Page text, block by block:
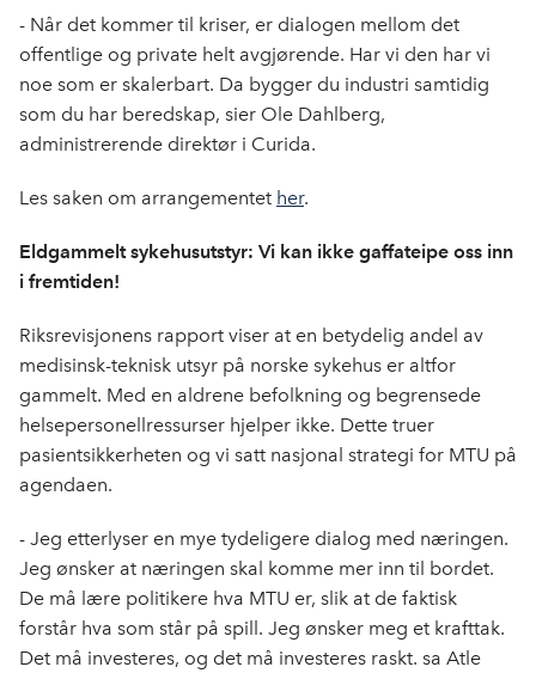
- Når det kommer til kriser, er dialogen mellom det
offentlige og private helt avgjørende. Har vi den har vi
noe som er skalerbart. Da bygger du industri samtidig
som du har beredskap, sier Ole Dahlberg,
administrerende direktør i Curida.
Les saken om arrangementet her.
Eldgammelt sykehusutstyr: Vi kan ikke gaffateipe oss inn
i fremtiden!
Riksrevisjonens rapport viser at en betydelig andel av
medisinsk-teknisk utsyr på norske sykehus er altfor
gammelt. Med en aldrene befolkning og begrensede
helsepersonellressurser hjelper ikke. Dette truer
pasientsikkerheten og vi satt nasjonal strategi for MTU på
agendaen.
- Jeg etterlyser en mye tydeligere dialog med næringen.
Jeg ønsker at næringen skal komme mer inn til bordet.
De må lære politikere hva MTU er, slik at de faktisk
forstår hva som står på spill. Jeg ønsker meg et krafttak.
Det må investeres, og det må investeres raskt. sa Atle